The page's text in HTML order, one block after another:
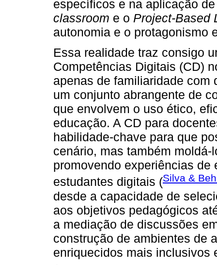
específicos e na aplicação
classroom e o Project-Based
autonomia e o protagonismo
Essa realidade traz consigo
Competências Digitais (CD)
apenas de familiaridade
um conjunto abrangente de
que envolvem o uso ético,
educação. A CD para
habilidade-chave para que
cenário, mas também
promovendo experiências
estudantes digitais (Silva &
desde a capacidade de
aos objetivos pedagógicos
a mediação de discussões
construção de ambientes de
enriquecidos mais inclusivos